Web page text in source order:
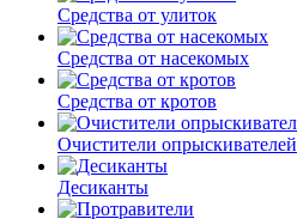
Средства от улиток
Средства от насекомых
Средства от кротов
Очистители опрыскивателей
Десиканты